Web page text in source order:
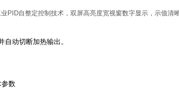
PID自整定控制技术，双屏高亮度宽视窗数字显示，示值清晰
自动切断加热输出。
数